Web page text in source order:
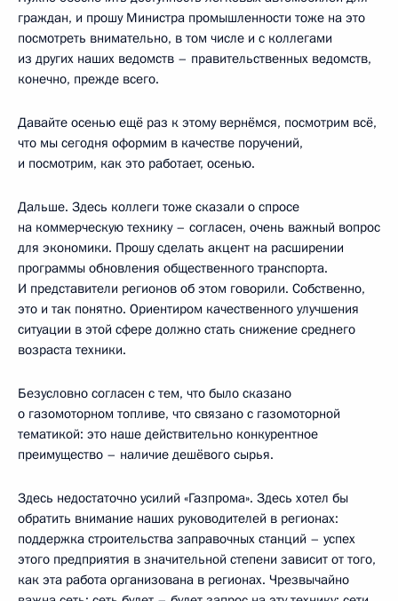
граждан, и прошу Министра промышленности тоже на это
посмотреть внимательно, в том числе и с коллегами
из других наших ведомств – правительственных ведомств,
конечно, прежде всего.
Давайте осенью ещё раз к этому вернёмся, посмотрим всё,
что мы сегодня оформим в качестве поручений,
и посмотрим, как это работает, осенью.
Дальше. Здесь коллеги тоже сказали о спросе
на коммерческую технику – согласен, очень важный вопрос
для экономики. Прошу сделать акцент на расширении
программы обновления общественного транспорта.
И представители регионов об этом говорили. Собственно,
это и так понятно. Ориентиром качественного улучшения
ситуации в этой сфере должно стать снижение среднего
возраста техники.
Безусловно согласен с тем, что было сказано
о газомоторном топливе, что связано с газомоторной
тематикой: это наше действительно конкурентное
преимущество – наличие дешёвого сырья.
Здесь недостаточно усилий «Газпрома». Здесь хотел бы
обратить внимание наших руководителей в регионах:
поддержка строительства заправочных станций – успех
этого предприятия в значительной степени зависит от того,
как эта работа организована в регионах. Чрезвычайно